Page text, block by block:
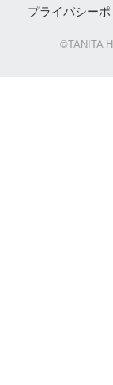
プライバシー
©TANITA